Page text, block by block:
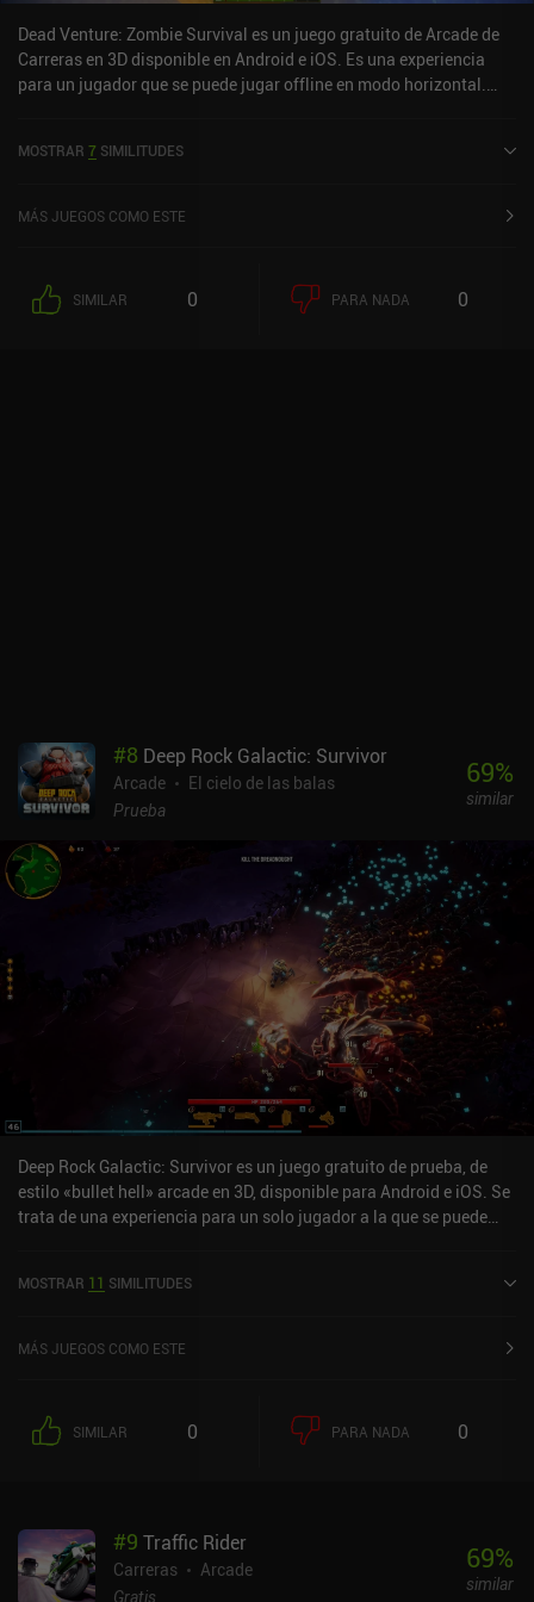
En general, es una gran adaptación de un formato arcade clásico, y
es un juego divertido con el que matar unos minutos.
Dead Venture: Zombie Survival es un juego gratuito de Arcade de
Carreras en 3D disponible en Android e iOS. Es una experiencia
para un jugador que se puede jugar offline en modo horizontal.
sobre 5,0 en la App Store de iOS.
MOSTRAR 7 SIMILITUDES
MÁS JUEGOS COMO ESTE
SIMILAR 0 PARA NADA 0
#8 Deep Rock Galactic: Survivor
Arcade
El cielo de las balas
Prueba
69%
similar
Deep Rock Galactic: Survivor es un juego gratuito de prueba, de
estilo «bullet hell» arcade en 3D, disponible para Android e iOS. Se
trata de una experiencia para un solo jugador a la que se puede
comunidad MiniReview. Deep Rock Galactic: Survivor se lanzó en
4,8 sobre 5,0 en Google Play y de 4,7 sobre 5,0 en la App Store de
MOSTRAR 11 SIMILITUDES
MÁS JUEGOS COMO ESTE
SIMILAR 0 PARA NADA 0
#9 Traffic Rider
Carreras
Arcade
Gratis
69%
similar